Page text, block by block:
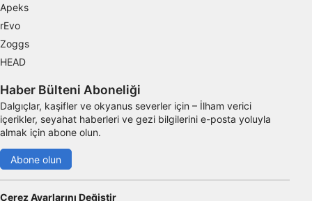
Apeks
rEvo
Zoggs
HEAD
Haber Bülteni Aboneliği
Dalgıçlar, kaşifler ve okyanus severler için – İlham verici
içerikler, seyahat haberleri ve gezi bilgilerini e-posta yoluyla
almak için abone olun.
Abone olun
Çerez Ayarlarını Değiştir